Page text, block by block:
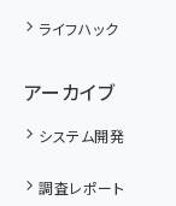
ライフハック
アーカイブ
システム開発
調査レポート